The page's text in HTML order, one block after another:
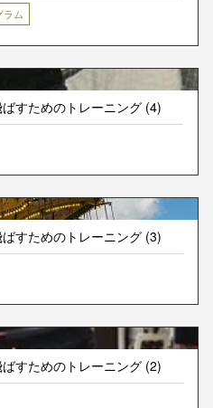
ラム
すためのトレーニング (4)
すためのトレーニング (3)
すためのトレーニング (2)